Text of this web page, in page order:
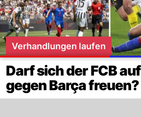
Verhandlungen laufen
Darf sich der FCB
gegen Barça freuen?